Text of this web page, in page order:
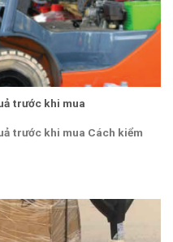
trước khi mua
trước khi mua Cách kiểm